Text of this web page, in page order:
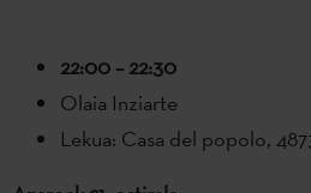
22:00 – 22:30
Olaia Inziarte
Lekua: Casa del popolo,